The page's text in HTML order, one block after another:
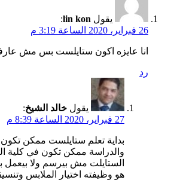
يقول lin kon
:
26 فبراير، 2020 الساعة 3:19 م
انا عايزه اكون ستايلست بس مش
رد
يقول خالد الشيخ:
27 فبراير، 2020 الساعة 8:39 م
بداية تعلم ستايلست ممكن
والدراسة ممكن تكون في كلية
الستايلت مش بيرسم ولا بيعمل
هو وظيفته اختيار الملابس